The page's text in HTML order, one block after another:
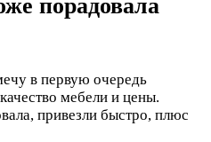
порадовала
в первую очередь
мебели и цены.
привезли быстро, плюс